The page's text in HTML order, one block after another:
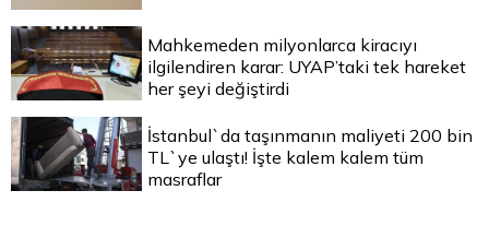
Mahkemeden milyonlarca kiracıyı
ilgilendiren karar: UYAP’taki tek hareket
her şeyi değiştirdi
İstanbul`da taşınmanın maliyeti 200 bin
TL`ye ulaştı! İşte kalem kalem tüm
masraflar